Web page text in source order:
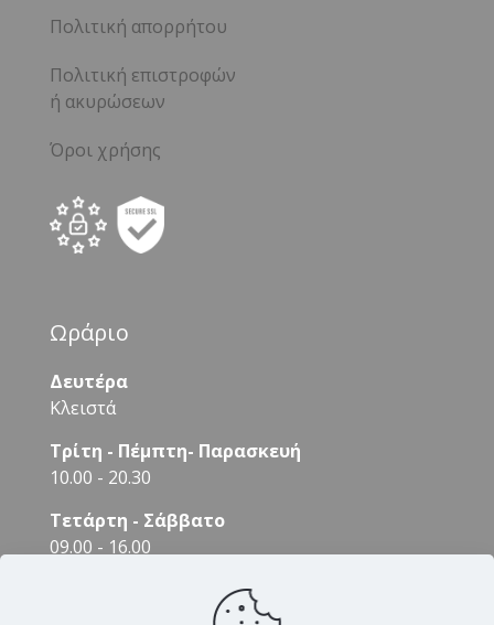
Πολιτική απορρήτου
Πολιτική επιστροφών
ή ακυρώσεων
Όροι χρήσης
Ωράριο
Δευτέρα
Κλειστά
Τρίτη - Πέμπτη- Παρασκευή
10.00 - 20.30
Τετάρτη - Σάββατο
09.00 - 16.00